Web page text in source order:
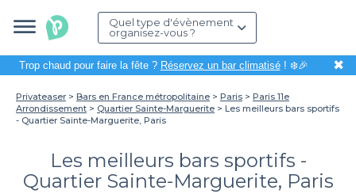
Quel type d'évènement
organisez-vous ?
Trop chaud pour faire la fête ? Réservez un bar climatisé! ❄️🎉 ✖
Privateaser Bars en France métropolitaine Paris
Paris 11e
Arrondissement
Quartier Sainte-Marguerite
Les meilleurs bars sportifs
- Quartier Sainte-Marguerite, Paris
Les meilleurs bars sportifs -
Quartier Sainte-Marguerite, Paris